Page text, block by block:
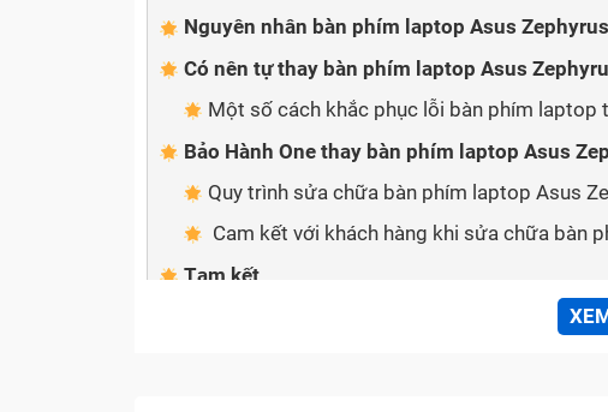
Nguyên nhân bàn phím laptop Asus
Có nên tự thay bàn phím laptop Asus
Một số cách khắc phục lỗi bàn phím laptop
Bảo Hành One thay bàn phím laptop Asus
Quy trình sửa chữa bàn phím laptop Asus
Cam kết với khách hàng khi sửa chữa bàn
Tạm kết
Dấu hiệu nhận biết bàn phím laptop